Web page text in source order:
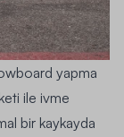
yapma
ile ivme
bir kaykayda